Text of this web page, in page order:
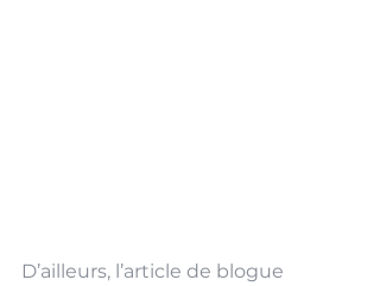
D’ailleurs, l’article de blogue